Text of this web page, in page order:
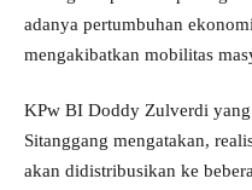
adanya pertumbuhan
mengakibatkan mobilitas
KPw BI Doddy Zulverdi
Sitanggang mengatakan,
akan didistribusikan ke